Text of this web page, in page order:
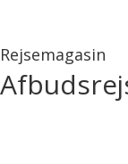
Rejsemagasin